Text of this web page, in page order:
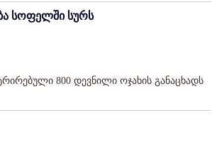
სოფელში სურს
800 დევნილი ოჯახის განაცხადს